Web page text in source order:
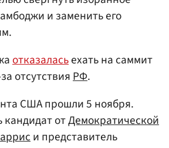
и заменить его
отказаласьехать на саммит
отсутствияРФ.
США прошли 5 ноября.
кандидат отДемократической
и представитель